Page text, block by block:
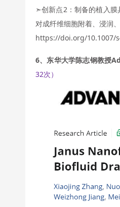
➣创新点2：制备的植入膜
对成纤维细胞附着、浸润
https://doi.org/10.1007/
6、东华大学陈志钢教授
32次）